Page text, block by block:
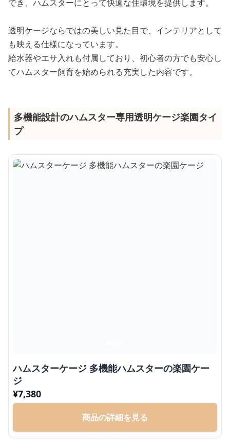
でき、ハムスターにとって快適な住環境を提供します。
透明ケージならではの美しい見た目で、インテリアとして
も映える仕様になっています。
給水器やエサ入れも付属しており、初心者の方でも安心し
てハムスター飼育を始められる充実した内容です。
多機能設計のハムスター専用透明ケージ楽園タイ
プ
ハムスターケージ 多機能ハムスターの楽園ケー
ジ
¥7,380
商品の詳細を見る